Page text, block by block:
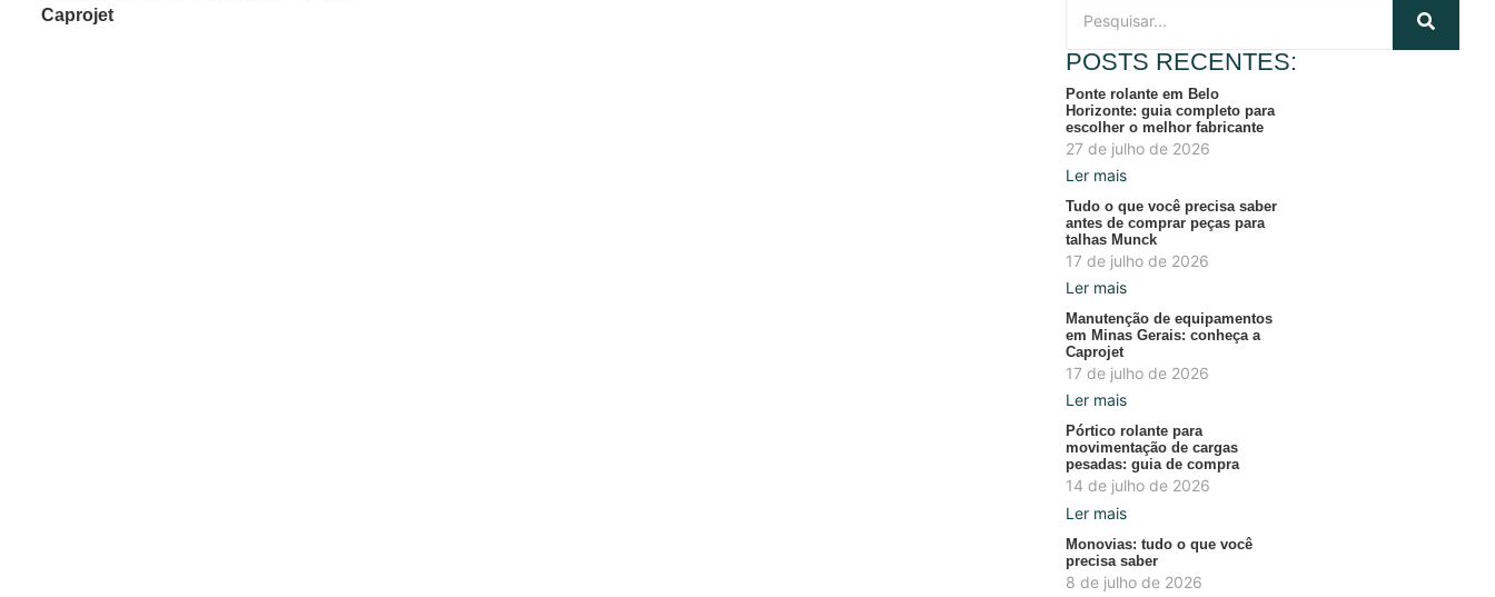
Caprojet
POSTS RECENTES:
Ponte rolante em Belo
Horizonte: guia completo para
escolher o melhor fabricante
27 de julho de 2026
Ler mais
Tudo o que você precisa saber
antes de comprar peças para
talhas Munck
17 de julho de 2026
Ler mais
Manutenção de equipamentos
em Minas Gerais: conheça a
Caprojet
17 de julho de 2026
Ler mais
Pórtico rolante para
movimentação de cargas
pesadas: guia de compra
14 de julho de 2026
Ler mais
Monovias: tudo o que você
precisa saber
8 de julho de 2026